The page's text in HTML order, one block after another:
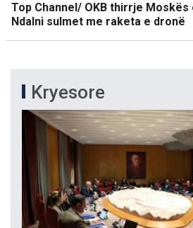
Top Channel/ OKB thirrje
Ndalni sulmet me raketa e dronë
Kryesore